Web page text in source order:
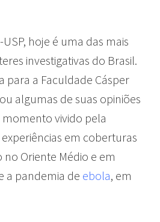
hoje é uma das mais
investigativas do Brasil.
para a Faculdade Cásper
algumas de suas opiniões
vivido pela
em coberturas
Oriente Médio e em
a pandemia de ebola, em